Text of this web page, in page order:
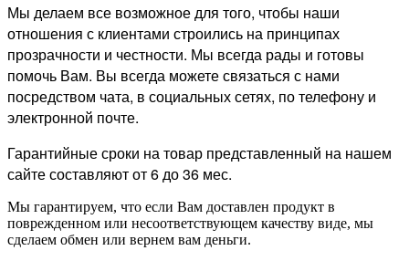
Мы делаем все возможное для того, чтобы наши
отношения с клиентами строились на принципах
прозрачности и честности. Мы всегда рады и готовы
помочь Вам. Вы всегда можете связаться с нами
посредством чата, в социальных сетях, по телефону и
электронной почте.
Гарантийные сроки на товар представленный на нашем
сайте составляют от 6 до 36 мес.
Мы гарантируем, что если Вам доставлен продукт в
поврежденном или несоответствующем качеству виде, мы
сделаем обмен или вернем вам деньги.